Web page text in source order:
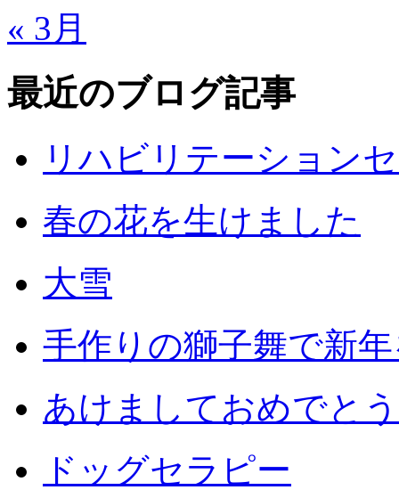
« 3月
最近のブログ記事
リハビリテーション
春の花を生けました
大雪
手作りの獅子舞で新
あけましておめでと
ドッグセラピー